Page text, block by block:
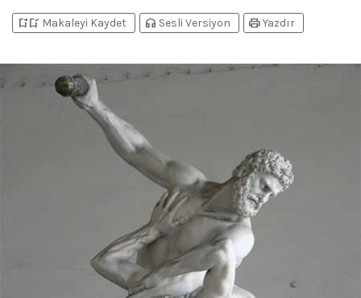
bookmark_addbookmark_added Makaleyi Kaydet headphones Sesli Versiyon printYazdır